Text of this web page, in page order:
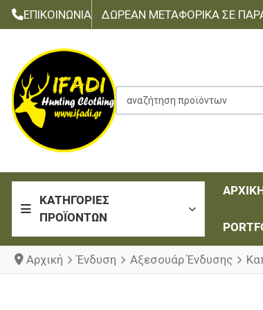
ΕΠΙΚΟΙΝΩΝΊΑ ΔΩΡΕΆΝ ΜΕΤΑΦΟΡΙΚΆ ΣΕ
αναζήτηση προϊόντων
ΚΑΤΗΓΟΡΊΕΣ
ΠΡΟΪΌΝΤΩΝ
Αρχική Ένδυση Αξεσουάρ Ένδυσης